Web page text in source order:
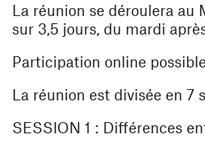
La réunion se déroulera au
sur 3,5 jours, du mardi
Participation online possible
La réunion est divisée en 7
SESSION 1 : Différences